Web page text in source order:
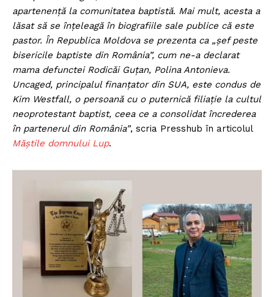
apartenență la comunitatea baptistă. Mai mult, acesta a
lăsat să se înțeleagă în biografiile sale publice că este
pastor. În Republica Moldova se prezenta ca „șef peste
bisericile baptiste din România”, cum ne-a declarat
mama defunctei Rodicăi Guțan, Polina Antonieva.
Uncaged, principalul finanțator din SUA, este condus de
Kim Westfall, o persoană cu o puternică filiație la cultul
neoprotestant baptist, ceea ce a consolidat încrederea
în partenerul din România”, scria Presshub în articolul
Măștile domnului Lup.